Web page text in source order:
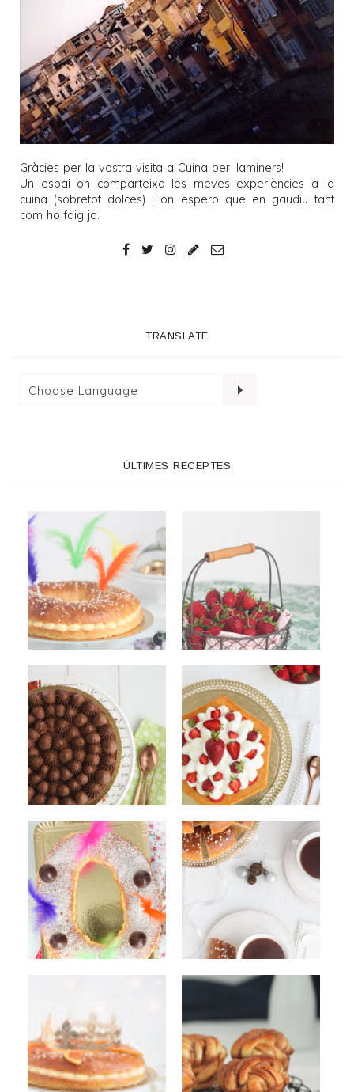
Gràcies per la vostra visita a Cuina per llaminers!
Un espai on comparteixo les meves experiències a la
cuina (sobretot dolces) i on espero que en gaudiu tant
com ho faig jo.
TRANSLATE
ÚLTIMES RECEPTES